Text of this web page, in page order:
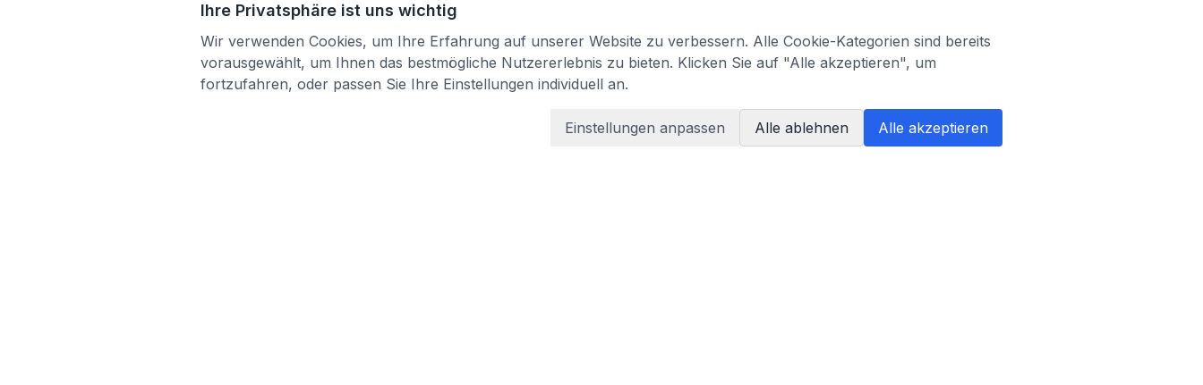
Ihre Privatsphäre ist uns wichtig
Wir verwenden Cookies, um Ihre Erfahrung auf unserer Website zu verbessern. Alle Cookie-Kategorien sind bereits
vorausgewählt, um Ihnen das bestmögliche Nutzererlebnis zu bieten. Klicken Sie auf "Alle akzeptieren", um
fortzufahren, oder passen Sie Ihre Einstellungen individuell an.
Einstellungen anpassen Alle ablehnen Alle akzeptieren